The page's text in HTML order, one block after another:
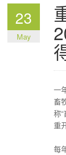
23
May
一
畜
称
重
每